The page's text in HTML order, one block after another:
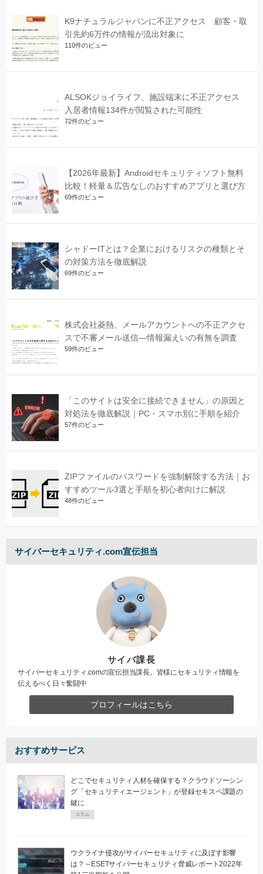
K9ナチュラルジャパンに不正アクセス 顧客・取
引先約6万件の情報が流出対象に
110件のビュー
ALSOKジョイライフ、施設端末に不正アクセス
入居者情報134件が閲覧された可能性
72件のビュー
【2026年最新】Androidセキュリティソフト無料
比較！軽量＆広告なしのおすすめアプリと選び方
69件のビュー
シャドーITとは？企業におけるリスクの種類とそ
の対策方法を徹底解説
69件のビュー
株式会社菱熱、メールアカウントへの不正アクセ
スで不審メール送信―情報漏えいの有無を調査
59件のビュー
「このサイトは安全に接続できません」の原因と
対処法を徹底解説｜PC・スマホ別に手順を紹介
57件のビュー
ZIPファイルのパスワードを強制解除する方法｜お
すすめツール3選と手順を初心者向けに解説
48件のビュー
サイバーセキュリティ.com宣伝担当
サイバ課長
サイバーセキュリティ.comの宣伝担当課長。皆様にセキュリティ情報を
伝えるべく日々奮闘中
プロフィールはこちら
おすすめサービス
どこでセキュリティ人材を確保する？クラウドソーシン
グ「セキュリティエージェント」が登録セキスペ課題の
鍵に
コラム
ウクライナ侵攻がサイバーセキュリティに及ぼす影響
は？～ESETサイバーセキュリティ脅威レポート2022年